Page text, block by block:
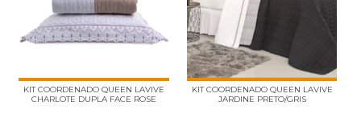
KIT COORDENADO QUEEN LAVIVE
CHARLOTE DUPLA FACE ROSE
KIT COORDENADO QUEEN LAVIVE
JARDINE PRETO/GRIS